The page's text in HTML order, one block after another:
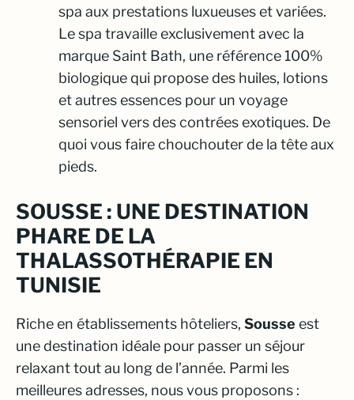
spa aux prestations luxueuses et variées.
Le spa travaille exclusivement avec la
marque Saint Bath, une référence 100%
biologique qui propose des huiles, lotions
et autres essences pour un voyage
sensoriel vers des contrées exotiques. De
quoi vous faire chouchouter de la tête aux
pieds.
SOUSSE : UNE DESTINATION
PHARE DE LA
THALASSOTHÉRAPIE EN
TUNISIE
Riche en établissements hôteliers, Sousse est
une destination idéale pour passer un séjour
relaxant tout au long de l’année. Parmi les
meilleures adresses, nous vous proposons :